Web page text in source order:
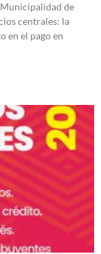
de
centrales: la
en el pago en